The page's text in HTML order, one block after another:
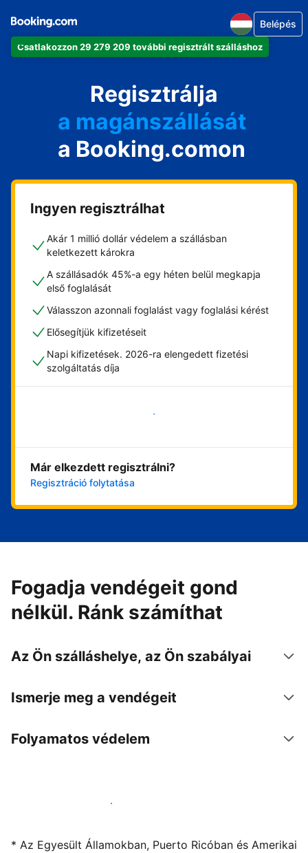
Csatlakozzon 29 279 209 további regisztrált szálláshoz
Belépés
Regisztrálja
az apartmanját
a szállodáját
a magánszállását
a vendégházát
a házát
a Booking.comon
Ingyen regisztrálhat
Akár 1 millió dollár védelem a szállásban
keletkezett károkra
A szállásadók 45%-a egy héten belül megkapja
első foglalását
Válasszon azonnali foglalást vagy foglalási kérést
Elősegítjük kifizetéseit
Napi kifizetések. 2026-ra elengedett fizetési
szolgáltatás díja
Vágjon bele most
Már elkezdett regisztrálni?
Regisztráció folytatása
Fogadja vendégeit gond
nélkül. Ránk számíthat
Az Ön szálláshelye, az Ön szabályai
Ismerje meg a vendégeit
Folyamatos védelem
Kínáljon szállást a segítségünkkel
* Az Egyesült Államokban, Puerto Ricóban és Amerikai